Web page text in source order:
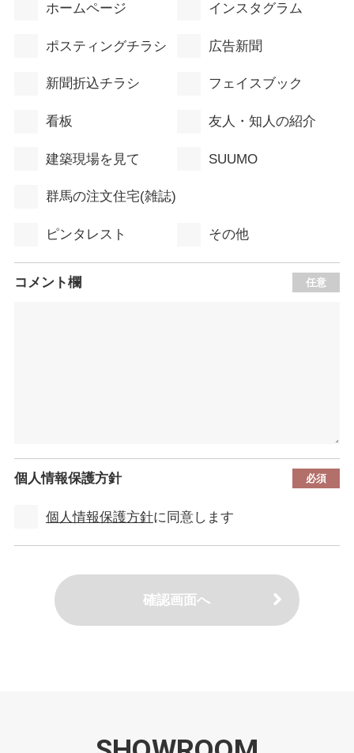
ホームページ インスタグラム
ポスティングチラシ 広告新聞
新聞折込チラシ フェイスブック
看板 友人・知人の紹介
建築現場を見て SUUMO
群馬の注文住宅(雑誌)
ピンタレスト その他
コメント欄
個人情報保護方針
個人情報保護方針に同意します
確認画面へ